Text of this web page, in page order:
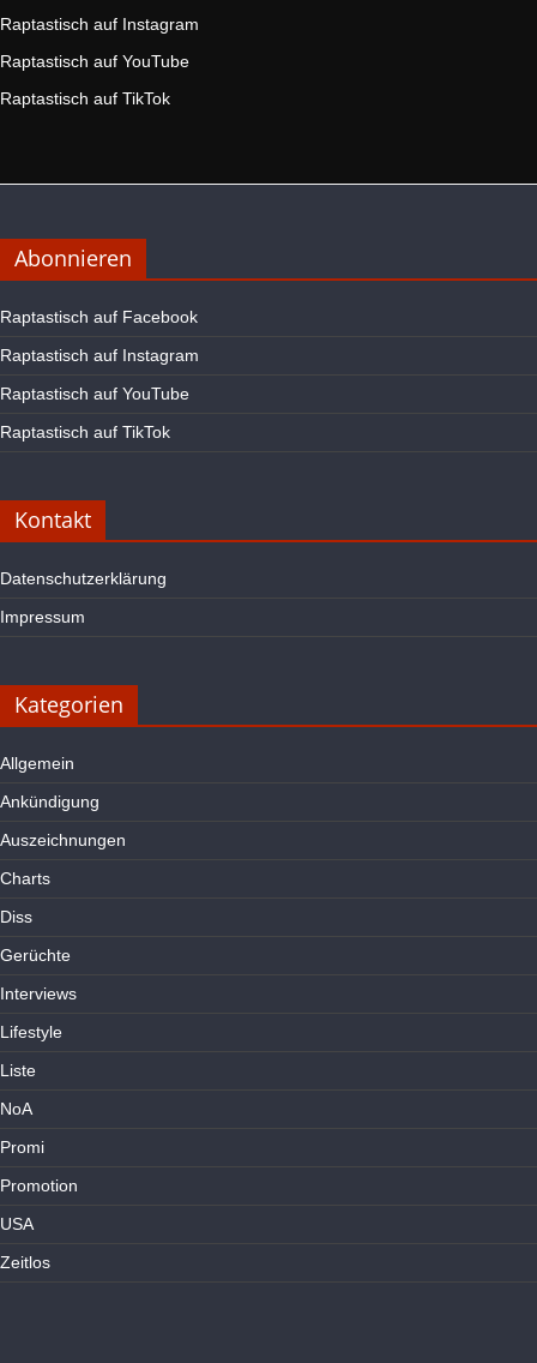
Raptastisch auf Instagram
Raptastisch auf YouTube
Raptastisch auf TikTok
Abonnieren
Raptastisch auf Facebook
Raptastisch auf Instagram
Raptastisch auf YouTube
Raptastisch auf TikTok
Kontakt
Datenschutzerklärung
Impressum
Kategorien
Allgemein
Ankündigung
Auszeichnungen
Charts
Diss
Gerüchte
Interviews
Lifestyle
Liste
NoA
Promi
Promotion
USA
Zeitlos